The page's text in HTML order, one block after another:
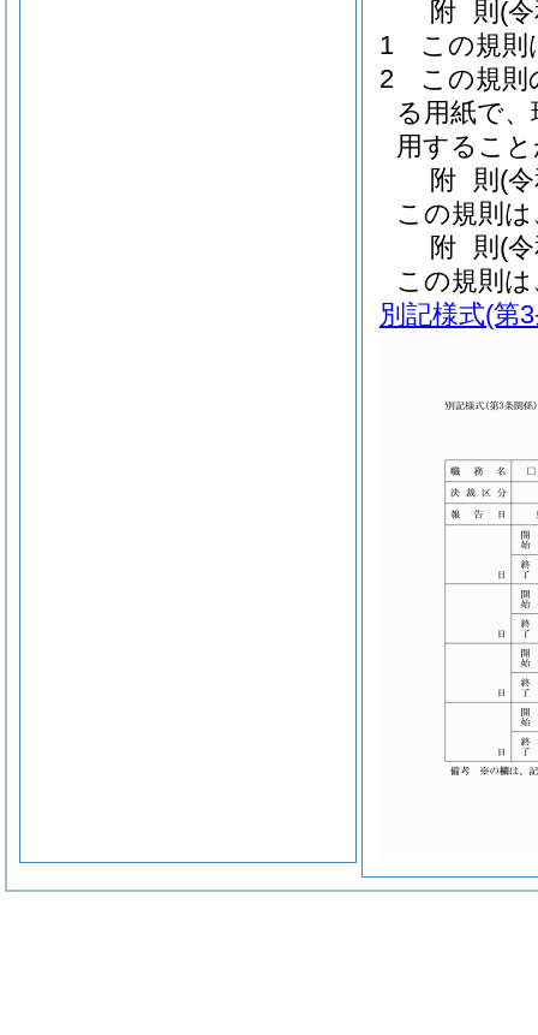
附 則 (
1
この規則
2
この規則
る用紙で
用するこ
附 則 (
この規則
附 則 (
この規則
別記様式(第